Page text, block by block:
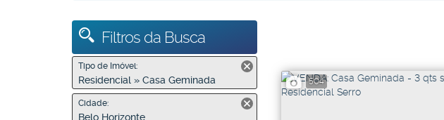
Filtros da Busca
Tipo de Imóvel:
Residencial » Casa Geminada
Cidade:
Belo Horizonte
504